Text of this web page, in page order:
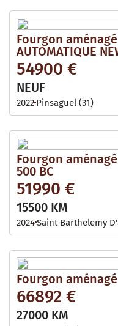
Fourgon aménagé
AUTOMATIQUE
54900 €
NEUF
2022 Pinsaguel (31)
Fourgon aménagé
500 BC
51990 €
15500 KM
2024Saint Barthelemy
Fourgon aménagé
66892 €
27000 KM